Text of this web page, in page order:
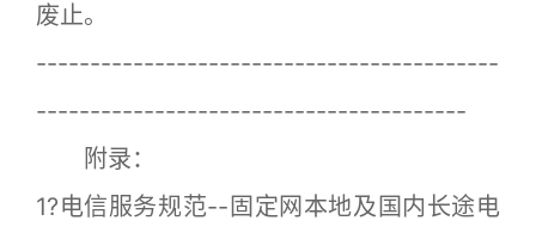
废止。
-------------------------------------------
----------------------------------------
附录：
1?电信服务规范--固定网本地及国内长途电